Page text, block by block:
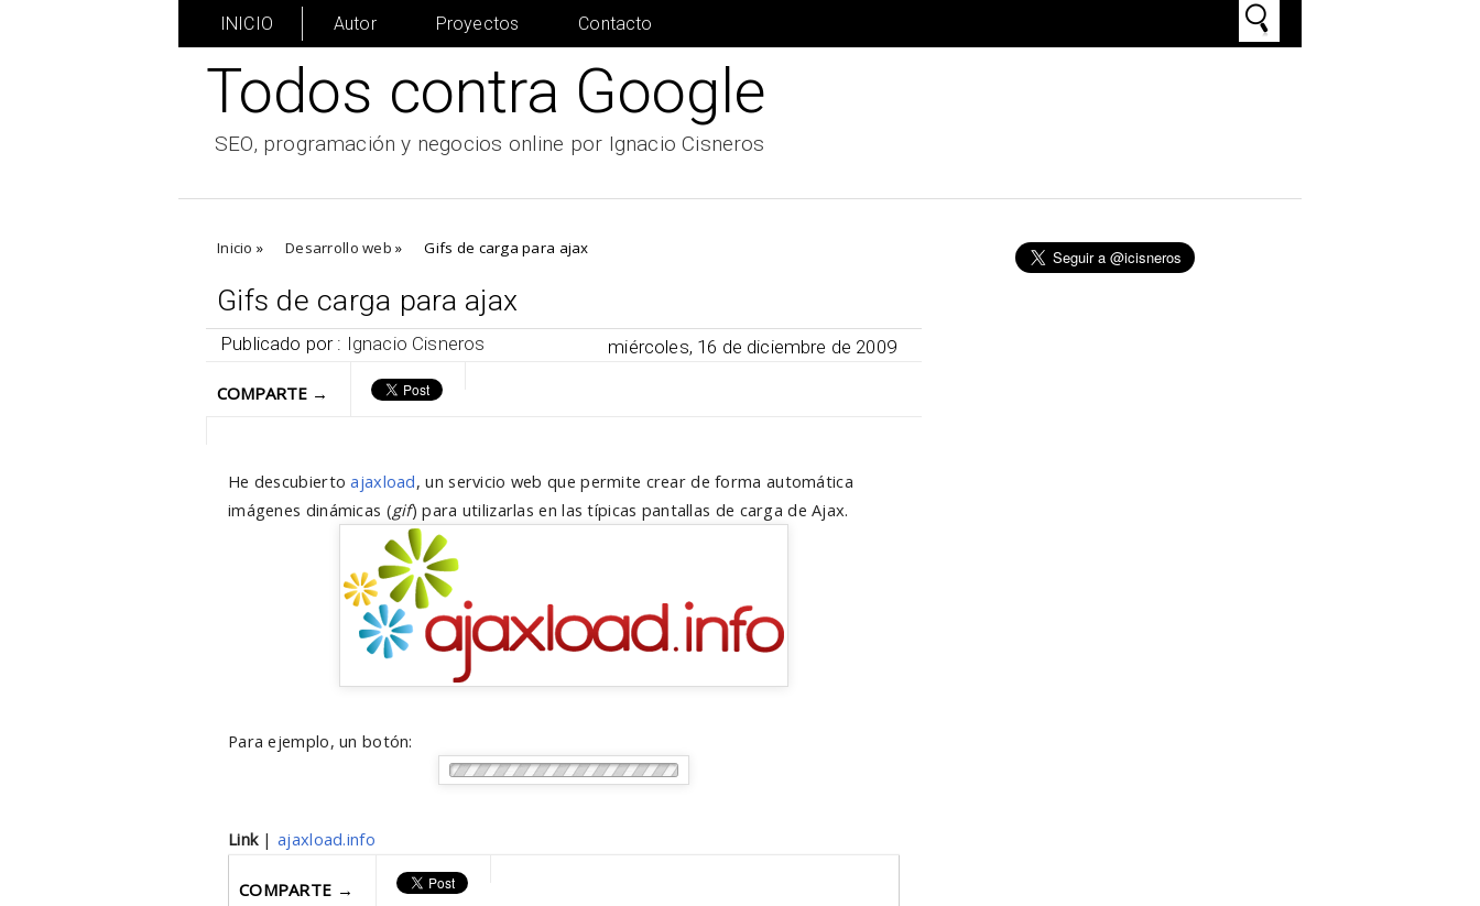
INICIO Autor Proyectos Contacto
Todos contra Google
SEO, programación y negocios online por Ignacio Cisneros
Inicio » Desarrollo web » Gifs de carga para ajax
Gifs de carga para ajax
Publicado por : Ignacio Cisneros miércoles, 16 de diciembre de 2009
COMPARTE →
He descubiertoajaxload, un servicio web que permite crear de forma automática
imágenes dinámicas (gif) para utilizarlas en las típicas pantallas de carga de Ajax.
Para ejemplo, un botón:
Link|ajaxload.info
COMPARTE →